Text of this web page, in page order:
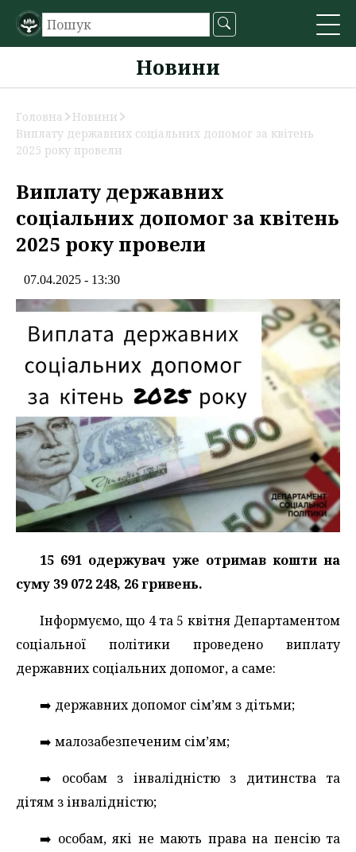
Новини
Головна
Новини
Виплату державних соціальних допомог за квітень
2025 року провели
Виплату державних
соціальних допомог за квітень
2025 року провели
07.04.2025 - 13:30
15 691 одержувач уже отримав кошти на
суму 39 072 248, 26 гривень.
Інформуємо, що 4 та 5 квітня Департаментом
соціальної політики проведено виплату
державних соціальних допомог, а саме:
➡️ державних допомог сім’ям з дітьми;
➡️ малозабезпеченим сім’ям;
➡️ особам з інвалідністю з дитинства та
дітям з інвалідністю;
➡️ особам, які не мають права на пенсію та